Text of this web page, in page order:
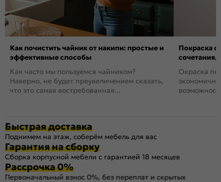
Как почистить чайник от накипи: простые и
эффективные способы
Как часто мы пользуемся чайником?
Наверно, не будет преувеличением сказать,
что это самая востребованная...
Покраска
сочетания,
Окраска
Быстрая доставка
Поднимем на этаж, соберём мебель для вас
Гарантия на сборку
Сборка корпусной мебели с гарантией 18 месяцев
Рассрочка 0%
Первоначальный взнос 0%, без переплат и скрытых